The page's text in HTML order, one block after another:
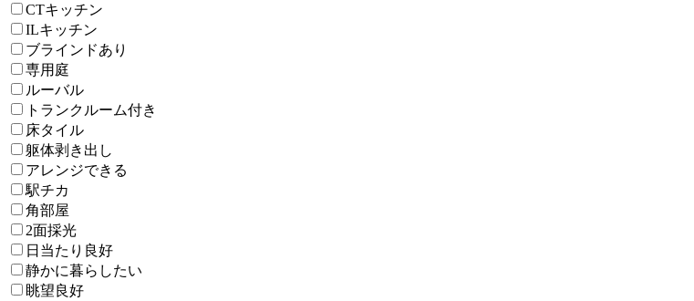
CTキッチン
ILキッチン
ブラインドあり
専用庭
ルーバル
トランクルーム付き
床タイル
躯体剥き出し
アレンジできる
駅チカ
角部屋
2面採光
日当たり良好
静かに暮らしたい
眺望良好